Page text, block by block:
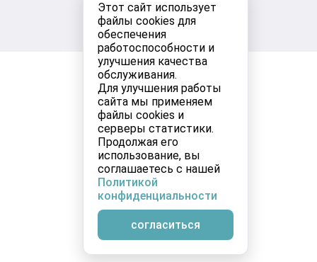
Этот сайт использует
файлы cookies для
обеспечения
работоспособности и
улучшения качества
обслуживания.
Для улучшения работы
сайта мы применяем
файлы cookies и
серверы статистики.
Продолжая его
использование, вы
соглашаетесь с нашей
Политикой
конфиденциальности
согласиться